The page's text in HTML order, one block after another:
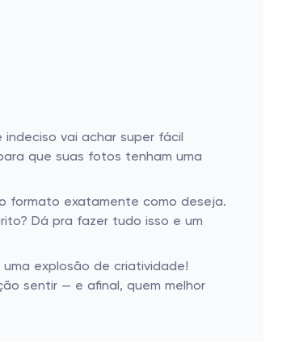
vai achar super fácil
que suas fotos tenham uma
formato exatamente como deseja.
Dá pra fazer tudo isso e um
explosão de criatividade!
sentir — e afinal, quem melhor